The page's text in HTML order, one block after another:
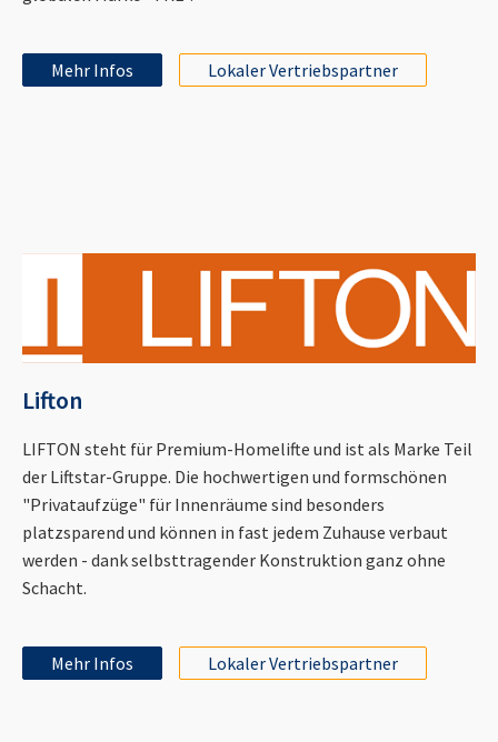
Mehr Infos Lokaler Vertriebspartner
Lifton
LIFTON steht für Premium-Homelifte und ist als Marke Teil
der Liftstar-Gruppe. Die hochwertigen und formschönen
"Privataufzüge" für Innenräume sind besonders
platzsparend und können in fast jedem Zuhause verbaut
werden - dank selbsttragender Konstruktion ganz ohne
Schacht.
Mehr Infos Lokaler Vertriebspartner